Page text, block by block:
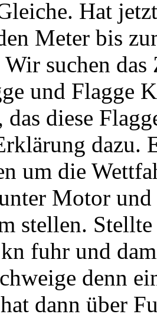
Hat
Meter bis
suchen
und Flagge
diese
dazu.
um die
Motor
stellen.
fuhr und
denn
dann über